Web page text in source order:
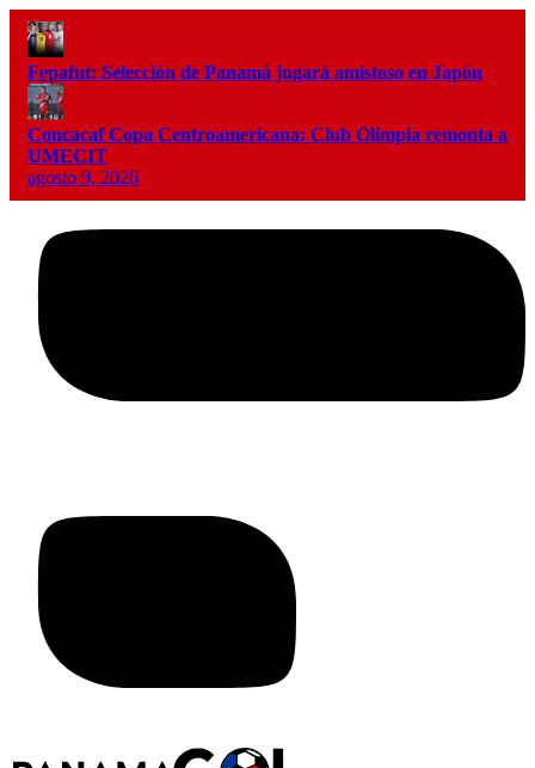
Fepafut: Selección de Panamá jugará amistoso en Japón
Concacaf Copa Centroamericana: Club Olimpia remonta a
UMECIT
agosto 9, 2026